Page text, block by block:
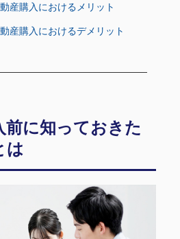
産購入におけるメリット
産購入におけるデメリット
前に知っておきた
は